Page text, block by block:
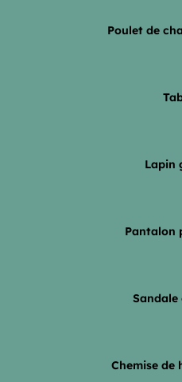
Poulet de
Lapin
Pantalon
Chemise de